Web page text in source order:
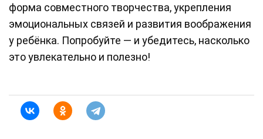
форма совместного творчества, укрепления
эмоциональных связей и развития воображения
у ребёнка. Попробуйте — и убедитесь, насколько
это увлекательно и полезно!